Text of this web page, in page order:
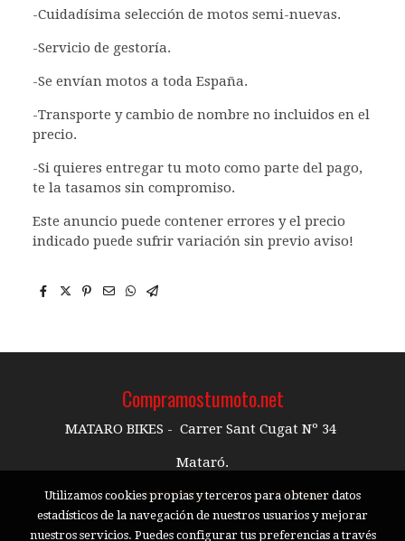
-Cuidadísima selección de motos semi-nuevas.
-Servicio de gestoría.
-Se envían motos a toda España.
-Transporte y cambio de nombre no incluidos en el
precio.
-Si quieres entregar tu moto como parte del pago,
te la tasamos sin compromiso.
Este anuncio puede contener errores y el precio
indicado puede sufrir variación sin previo aviso!
Compramostumoto.net
MATARO BIKES - Carrer Sant Cugat Nº 34
Mataró.
Teléfono:937997926- Móvil:673195489
Utilizamos cookies propias y terceros para obtener datos
estadísticos de la navegación de nuestros usuarios y mejorar
nuestros servicios. Puedes configurar tus preferencias a través